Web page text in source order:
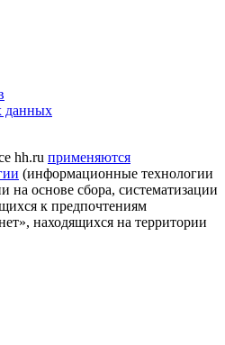
данных
hh.ru применяются
(информационные технологии
на основе сбора, систематизации
к предпочтениям
находящихся на территории